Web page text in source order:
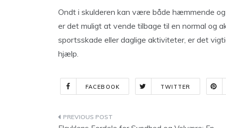
Ondt i skulderen kan være både hæmmende
er det muligt at vende tilbage til en normal og
sportsskade eller daglige aktiviteter, er det
hjælp.
FACEBOOK TWITTER
Indlægsnavigation